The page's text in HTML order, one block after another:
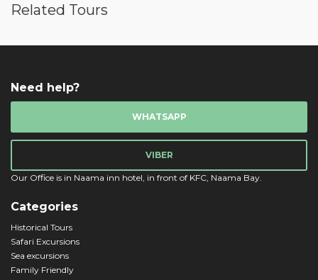
Related Tours
Need help?
WHATSAPP
VIBER
Our Office is in Naama inn hotel, in front of KFC, Naama Bay.
Categories
Historical Tours
Safari Excursions
Sea excursions
Family Friendly